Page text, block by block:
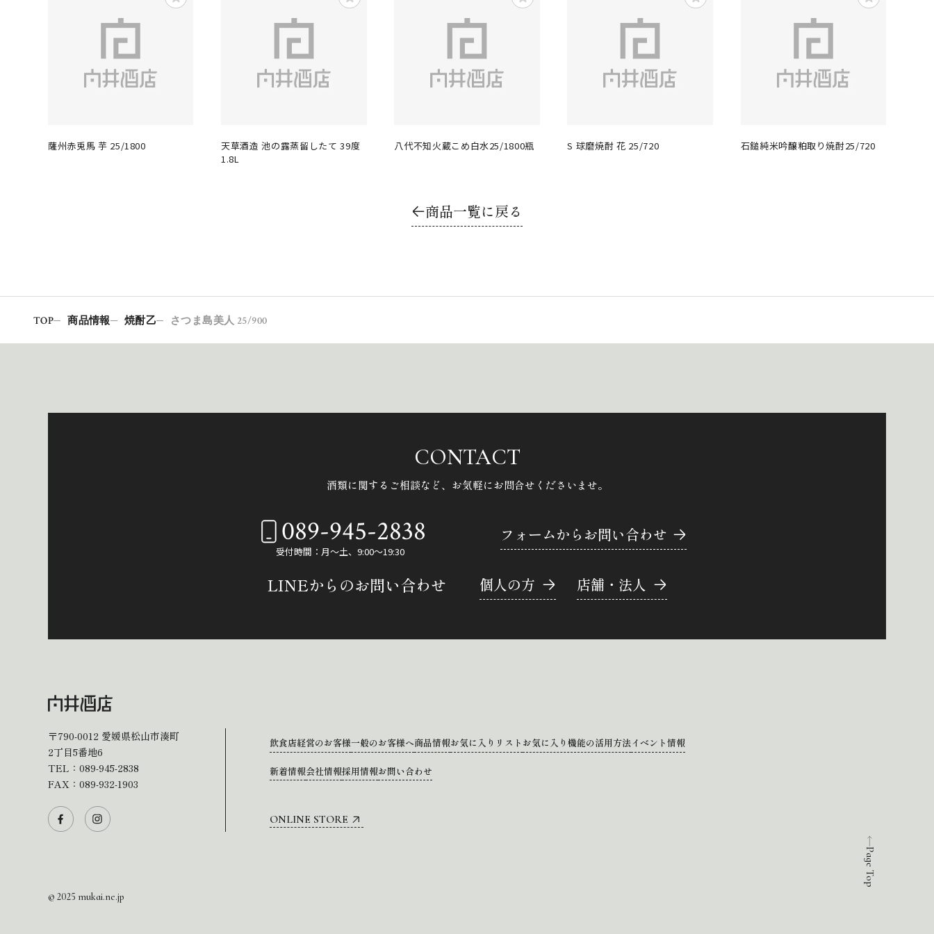
薩州赤兎馬 芋 25/1800
天草酒造 池の露蒸留したて 39度
1.8L
八代不知火蔵こめ白水25/1800瓶 S 球磨焼酎 花 25/720 石鎚純米吟醸粕取り焼酎25/720
商品一覧に戻る
TOP 商品情報 焼酎乙 さつま島美人 25/900
Page Top
CONTACT
酒類に関するご相談など、 お気軽にお問合せくださいませ。
089-945-2838
受付時間：月～土、9:00～19:30
フォームからお問い合わせ
LINEからのお問い合わせ 個人の方 店舗・法人
〒790-0012 愛媛県松山市湊町
2丁目5番地6
TEL： 089-945-2838
FAX：089-932-1903
飲食店経営のお客様一般のお客様へ商品情報お気に入りリスト お気に入り機能の活用方法イベント情報
新着情報会社情報採用情報お問い合わせ
ONLINE STORE
© 2025 mukai.ne.jp